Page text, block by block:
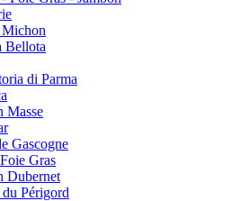
Bellota
di Parma
Masse
Gascogne
Gras
Dubernet
Périgord